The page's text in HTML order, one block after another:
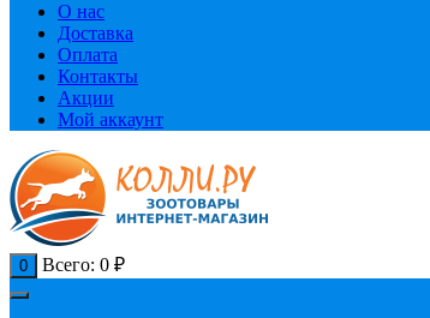
О нас
Доставка
Оплата
Контакты
Акции
Мой аккаунт
0 Всего: 0 ₽